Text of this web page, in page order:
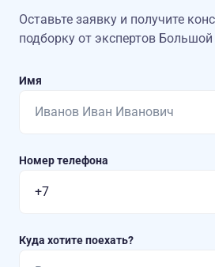
Оставьте заявку и получите
подборку от экспертов
Имя
Номер телефона
Куда хотите поехать?